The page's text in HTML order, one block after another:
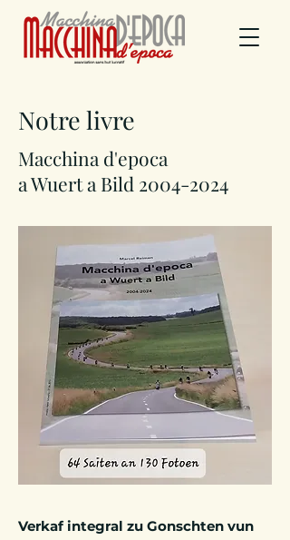
Notre livre
Macchina d'epoca
a Wuert a Bild 2004-2024
Verkaf integral zu Gonschten vun